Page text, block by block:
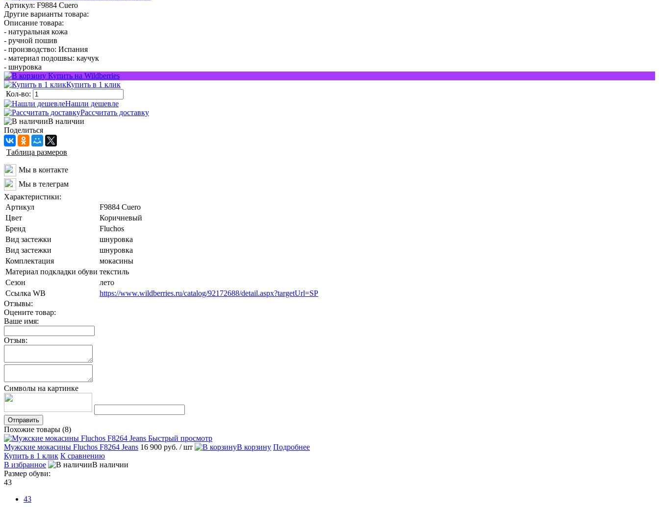
Артикул: F9884 Cuero
Другие варианты товара:
Описание товара:
- натуральная кожа
- ручной пошив
- производство: Испания
- материал подошвы: каучук
- шнуровка
Купить на Wildberries
Купить в 1 клик
Кол-во:
Нашли дешевле
Рассчитать доставку
В наличии
Поделиться
Таблица размеров
Мы в контакте
Мы в телеграм
Характеристики:
Артикул
F9884 Cuero
Цвет
Коричневый
Бренд
Fluchos
Вид застежки
шнуровка
Вид застежки
шнуровка
Комплектация
мокасины
Материал подкладки обуви текстиль
Сезон
лето
Ссылка WB
https://www.wildberries.ru/catalog/92172688/detail.aspx?targetUrl=SP
Отзывы:
Оцените товар:
Ваше имя:
Отзыв:
Символы на картинке
Отправить
Похожие товары (8)
Быстрый просмотр
Мужские мокасины Fluchos F8264 Jeans 16 900 руб. / шт В корзину Подробнее
Купить в 1 клик К сравнению
В избранное
В наличии
Размер обуви:
43
43